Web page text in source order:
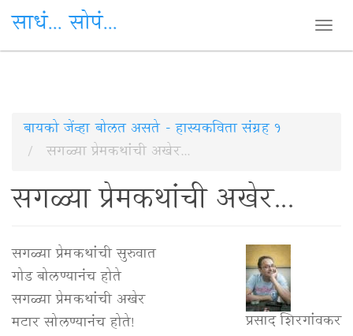
Skip
content
साधं... सोपं...
बायको जेंव्हा बोलत असते - हास्यकविता संग्रह १
सगळ्या प्रेमकथांची अखेर...
सगळ्या प्रेमकथांची अखेर...
प्रसाद शिरगांवकर
सगळ्या प्रेमकथांची सुरुवात
गोड बोलण्यानंच होते
सगळ्या प्रेमकथांची अखेर
मटार सोलण्यानंच होते!